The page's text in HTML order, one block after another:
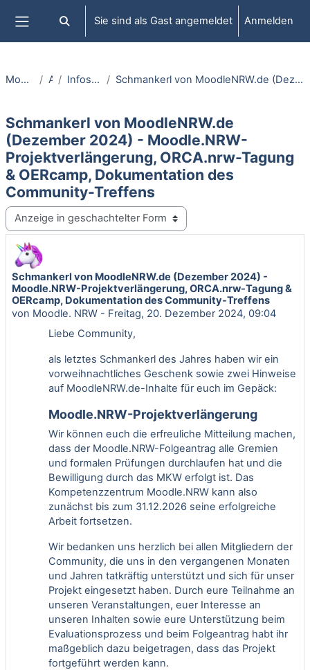
Website-Übersicht
Sucheingabe umschalten
Sie sind als Gast angemeldet Anmelden
Moodle.NRW informiert Aktuelles Infos & News von MoodleNRW.de Schmankerl von MoodleNRW.de (Dezember 2024) - Moodle.NRW-Projektverlängerung, ORCA.nrw-Tagung & OERcamp, Dokumentation des Community-Treffens
Schmankerl von MoodleNRW.de
(Dezember 2024) - Moodle.NRW-
Projektverlängerung, ORCA.nrw-Tagung
& OERcamp, Dokumentation des
Community-Treffens
Anzeigemodus
Schmankerl von MoodleNRW.de (Dezember 2024) -
Moodle.NRW-Projektverlängerung, ORCA.nrw-Tagung &
OERcamp, Dokumentation des Community-Treffens
von Moodle. NRW - Freitag, 20. Dezember 2024, 09:04
Anzahl Antworten: 0
Liebe Community,
als letztes Schmankerl des Jahres haben wir ein
vorweihnachtliches Geschenk sowie zwei Hinweise
auf MoodleNRW.de-Inhalte für euch im Gepäck:
Moodle.NRW-Projektverlängerung
Wir können euch die erfreuliche Mitteilung machen,
dass der Moodle.NRW-Folgeantrag alle Gremien
und formalen Prüfungen durchlaufen hat und die
Bewilligung durch das MKW erfolgt ist. Das
Kompetenzzentrum Moodle.NRW kann also
zunächst bis zum 31.12.2026 seine erfolgreiche
Arbeit fortsetzen.
Wir bedanken uns herzlich bei allen Mitgliedern der
Community, die uns in den vergangenen Monaten
und Jahren tatkräftig unterstützt und sich für unser
Projekt eingesetzt haben. Durch eure Teilnahme an
unseren Veranstaltungen, euer Interesse an
unseren Inhalten sowie eure Unterstützung beim
Evaluationsprozess und beim Folgeantrag habt ihr
maßgeblich dazu beigetragen, dass das Projekt
fortgeführt werden kann.